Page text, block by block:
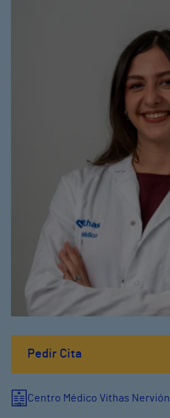
Pedir Cita
Centro Médico Vithas Nervión